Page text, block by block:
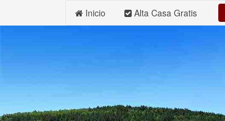
Inicio Alta Casa Gratis